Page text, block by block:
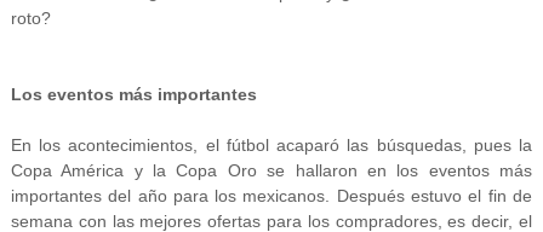
roto?
Los eventos más importantes
En los acontecimientos, el fútbol acaparó las búsquedas, pues la
Copa América y la Copa Oro se hallaron en los eventos más
importantes del año para los mexicanos. Después estuvo el fin de
semana con las mejores ofertas para los compradores, es decir, el